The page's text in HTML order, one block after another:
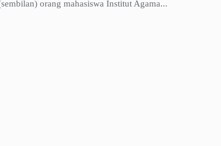
orang mahasiswa Institut Agama...